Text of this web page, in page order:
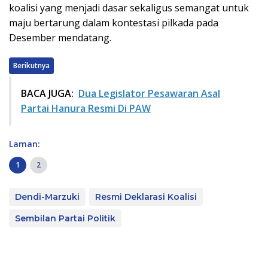
koalisi yang menjadi dasar sekaligus semangat untuk
maju bertarung dalam kontestasi pilkada pada
Desember mendatang.
Berikutnya
BACA JUGA: Dua Legislator Pesawaran Asal
Partai Hanura Resmi Di PAW
Laman:
1 2
Dendi-Marzuki
Resmi Deklarasi Koalisi
Sembilan Partai Politik